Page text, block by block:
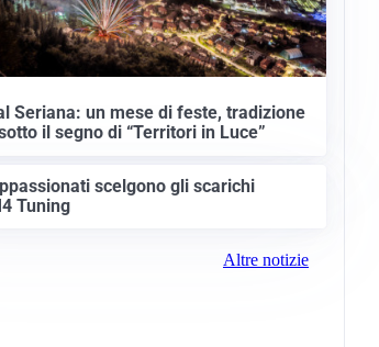
Seriana: un mese di feste, tradizione
il segno di “Territori in Luce”
scelgono gli scarichi
Tuning
Altre notizie